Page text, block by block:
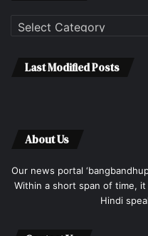
Categories
Last Modified Posts
About Us
Our news portal
Within a short span of time,
Hindi